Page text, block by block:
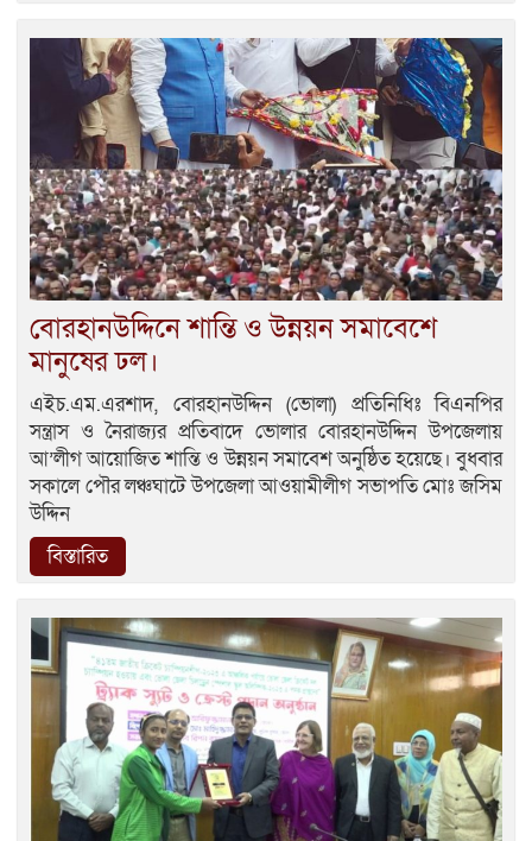
বোরহানউদ্দিনে শান্তি ও উন্নয়ন সমাবেশে
মানুষের ঢল।
এইচ.এম.এরশাদ, বোরহানউদ্দিন (ভোলা) প্রতিনিধিঃ বিএনপির
সন্ত্রাস ও নৈরাজ্যর প্রতিবাদে ভোলার বোরহানউদ্দিন উপজেলায়
আ’লীগ আয়োজিত শান্তি ও উন্নয়ন সমাবেশ অনুষ্ঠিত হয়েছে। বুধবার
সকালে পৌর লঞ্চঘাটে উপজেলা আওয়ামীলীগ সভাপতি মোঃ জসিম
উদ্দিন
বিস্তারিত